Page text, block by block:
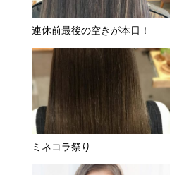
連休前最後の空きが本日！
ミネコラ祭り